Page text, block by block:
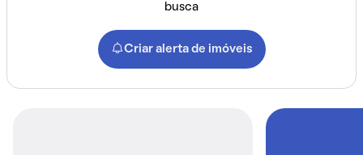
busca
Criar alerta de imóveis